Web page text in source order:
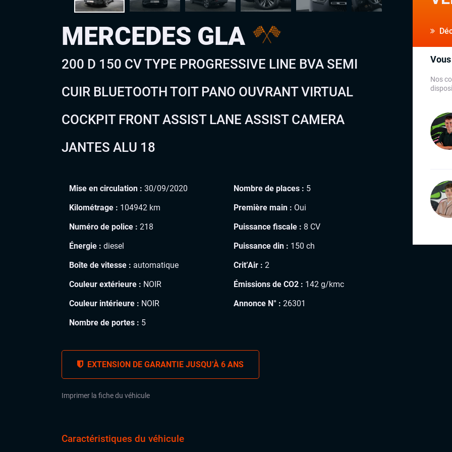
MERCEDES GLA
200 D 150 CV TYPE PROGRESSIVE LINE BVA SEMI
CUIR BLUETOOTH TOIT PANO OUVRANT VIRTUAL
COCKPIT FRONT ASSIST LANE ASSIST CAMERA
JANTES ALU 18
Mise en circulation : 30/09/2020
Kilométrage : 104942 km
Numéro de police : 218
Énergie : diesel
Boîte de vitesse : automatique
Couleur extérieure : NOIR
Couleur intérieure : NOIR
Nombre de portes : 5
Nombre de places : 5
Première main : Oui
Puissance fiscale : 8 CV
Puissance din : 150 ch
Crit’Air : 2
Émissions de CO2 : 142 g/kmc
Annonce N° : 26301
EXTENSION DE GARANTIE JUSQU’À 6 ANS
Imprimer la fiche du véhicule
Nos
Caractéristiques du véhicule